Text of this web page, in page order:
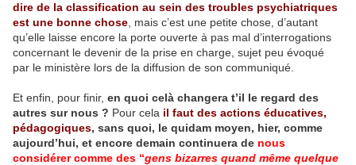
dire de la classification au sein des troubles psychiatriques
est une bonne chose , mais c’est une petite chose, d’autant
qu’elle laisse encore la porte ouverte à pas mal d’interrogations
concernant le devenir de la prise en charge, sujet peu évoqué
par le ministère lors de la diffusion de son communiqué.
Et enfin, pour finir, en quoi celà changera t’il le regard des
autres sur nous ? Pour cela il faut des actions éducatives,
pédagogiques, sans quoi, le quidam moyen, hier, comme
aujourd’hui, et encore demain continuera de nous
considérer comme des “gens bizarres quand même quelque